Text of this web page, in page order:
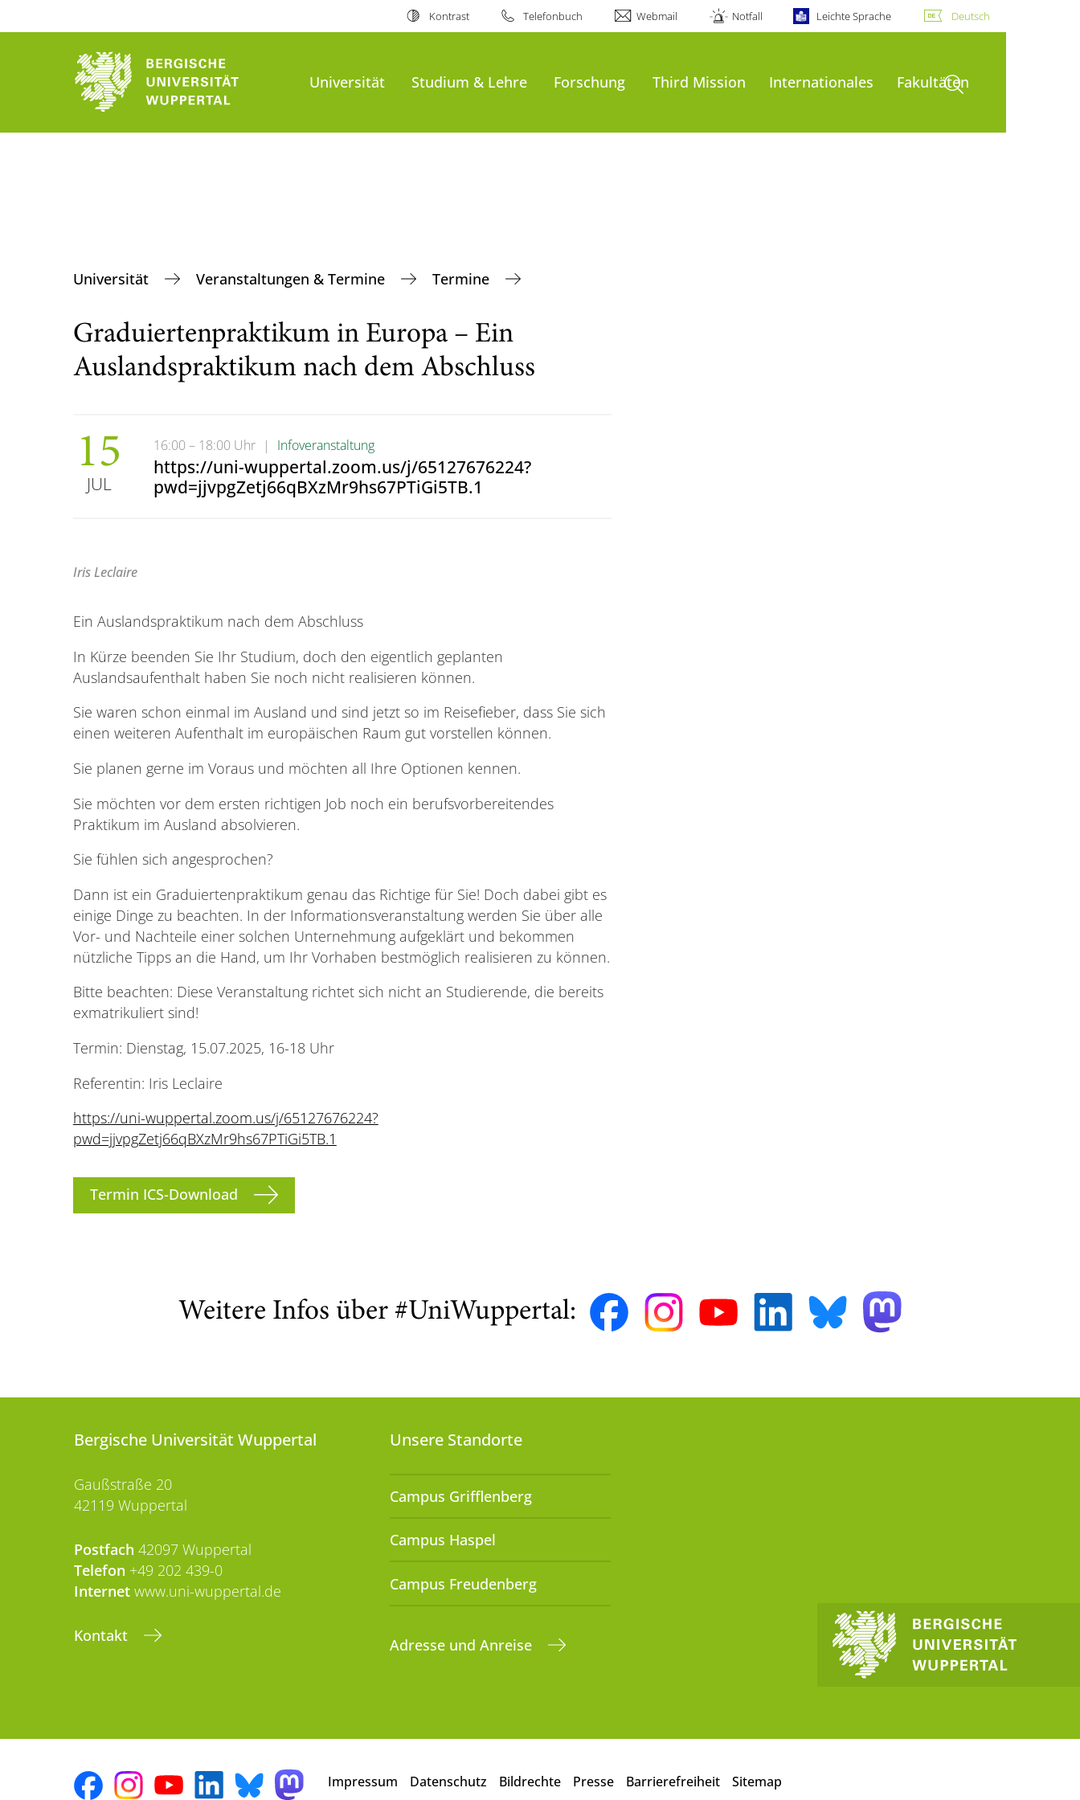
Kontrast Telefonbuch Webmail Notfall Leichte Sprache Deutsch
Universität Studium & Lehre Forschung Third Mission Internationales FakultätenSuche öffnen
Universität Veranstaltungen & Termine Termine
Graduiertenpraktikum in Europa – Ein
Auslandspraktikum nach dem Abschluss
15
JUL
16:00 – 18:00 Uhr | Infoveranstaltung
https://uni-wuppertal.zoom.us/j/65127676224?
pwd=jjvpgZetj66qBXzMr9hs67PTiGi5TB.1
Iris Leclaire
Ein Auslandspraktikum nach dem Abschluss
In Kürze beenden Sie Ihr Studium, doch den eigentlich geplanten
Auslandsaufenthalt haben Sie noch nicht realisieren können.
Sie waren schon einmal im Ausland und sind jetzt so im Reisefieber, dass Sie sich
einen weiteren Aufenthalt im europäischen Raum gut vorstellen können.
Sie planen gerne im Voraus und möchten all Ihre Optionen kennen.
Sie möchten vor dem ersten richtigen Job noch ein berufsvorbereitendes
Praktikum im Ausland absolvieren.
Sie fühlen sich angesprochen?
Dann ist ein Graduiertenpraktikum genau das Richtige für Sie! Doch dabei gibt es
einige Dinge zu beachten. In der Informationsveranstaltung werden Sie über alle
Vor- und Nachteile einer solchen Unternehmung aufgeklärt und bekommen
nützliche Tipps an die Hand, um Ihr Vorhaben bestmöglich realisieren zu können.
Bitte beachten: Diese Veranstaltung richtet sich nicht an Studierende, die bereits
exmatrikuliert sind!
Termin: Dienstag, 15.07.2025, 16-18 Uhr
Referentin: Iris Leclaire
https://uni-wuppertal.zoom.us/j/65127676224?
pwd=jjvpgZetj66qBXzMr9hs67PTiGi5TB.1
Termin ICS-Download
Weitere Infos über #UniWuppertal:
Bergische Universität Wuppertal
Gaußstraße 20
42119 Wuppertal
Postfach 42097 Wuppertal
Telefon +49 202 439-0
Internet www.uni-wuppertal.de
Kontakt
Unsere Standorte
Campus Grifflenberg
Campus Haspel
Campus Freudenberg
Adresse und Anreise
Impressum Datenschutz Bildrechte Presse Barrierefreiheit Sitemap